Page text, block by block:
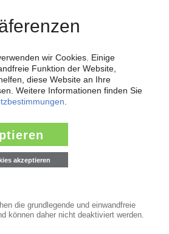
der Kunststoffindustrie
bereits seit 1996 die Fach-
Branche mit täglichen
Thema "Kunststoffe". Im Fokus
dabei die Preisentwicklung für
Unternehmen, Produkte,
und Verpackungen.
geeignete
Einkauf sowie nützlichen Service-